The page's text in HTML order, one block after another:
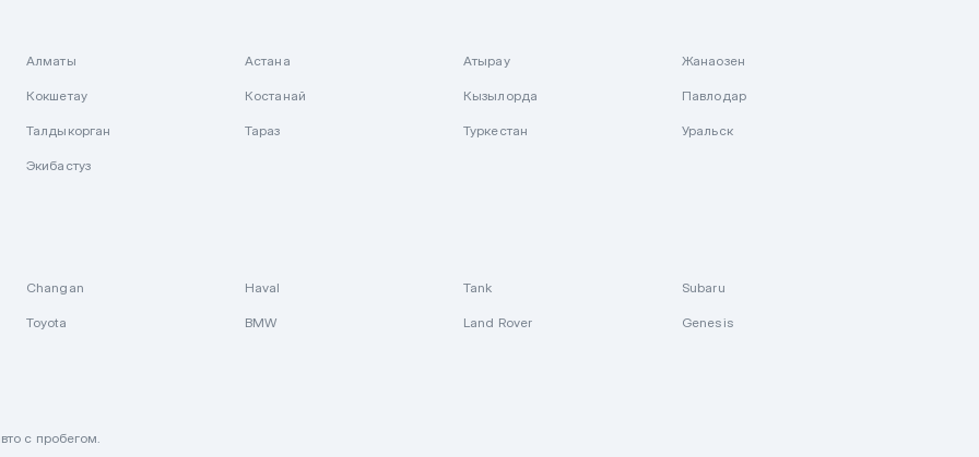
Алматы Астана Атырау Жанаозен
Кокшетау Костанай Кызылорда Павлодар
Талдыкорган Тараз Туркестан Уральск
Экибастуз
Changan Haval Tank Subaru
Toyota BMW Land Rover Genesis
с пробегом.